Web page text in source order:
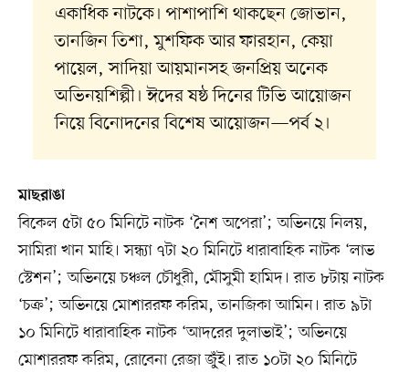
একাধিক নাটকে। পাশাপাশি থাকছেন জোভান,
তানজিন তিশা, মুশফিক আর ফারহান, কেয়া
পায়েল, সাদিয়া আয়মানসহ জনপ্রিয় অনেক
অভিনয়শিল্পী। ঈদের ষষ্ঠ দিনের টিভি আয়োজন
নিয়ে বিনোদনের বিশেষ আয়োজন—পর্ব ২।
মাছরাঙা
বিকেল ৫টা ৫০ মিনিটে নাটক ‘নৈশ অপেরা’; অভিনয়ে নিলয়,
সামিরা খান মাহি। সন্ধ্যা ৭টা ২০ মিনিটে ধারাবাহিক নাটক ‘লাভ
স্টেশন’; অভিনয়ে চঞ্চল চৌধুরী, মৌসুমী হামিদ। রাত ৮টায় নাটক
‘চক্র’; অভিনয়ে মোশাররফ করিম, তানজিকা আমিন। রাত ৯টা
১০ মিনিটে ধারাবাহিক নাটক ‘আদরের দুলাভাই’; অভিনয়ে
মোশাররফ করিম, রোবেনা রেজা জু্ঁই। রাত ১০টা ২০ মিনিটে